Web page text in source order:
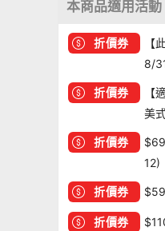
本商品適用活動
折價券
【
8/
折價券
【
美
折價券
12)
折價券
折價券